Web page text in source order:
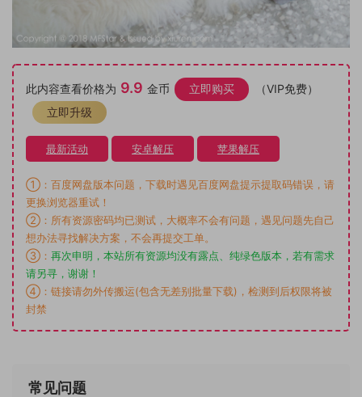
此内容查看价格为 9.9 金币 立即购买
（VIP免费）
立即升级
最新活动 安卓解压 苹果解压
①：百度网盘版本问题，下载时遇见百度网盘提示提取码错误，请
更换浏览器重试！
②：所有资源密码均已测试，大概率不会有问题，遇见问题先自己
想办法寻找解决方案，不会再提交工单。
③： 再次申明，本站所有资源均没有露点、纯绿色版本，若有需求
请另寻，谢谢！
④：链接请勿外传搬运(包含无差别批量下载)，检测到后权限将被
封禁
常见问题